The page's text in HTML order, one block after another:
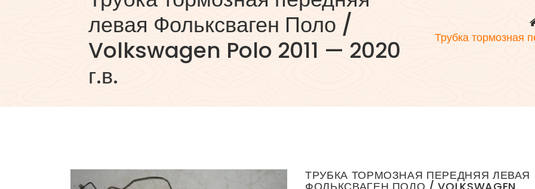
левая Фольксваген Поло /
Volkswagen Polo 2011 — 2020
г.в.
Трубка тормозная
ТРУБКА ТОРМОЗНАЯ ПЕРЕДНЯЯ ЛЕВАЯ